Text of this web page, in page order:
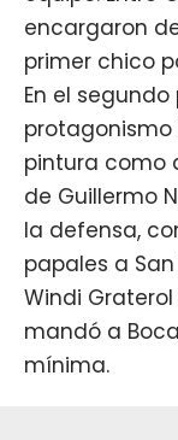
encargaron
primer chico
En el
pintura como
de Guillermo
la defensa,
papales a
Windi
mandó a
mínima.